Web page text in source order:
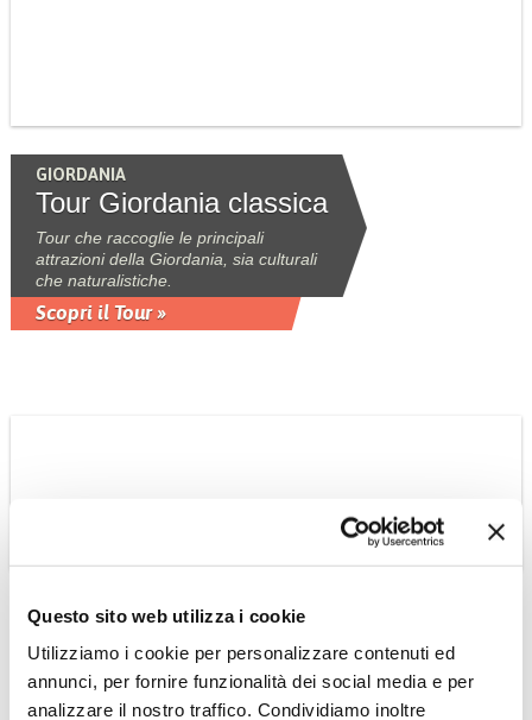
Questo sito web utilizza i cookie
Utilizziamo i cookie per personalizzare contenuti ed
annunci, per fornire funzionalità dei social media e per
analizzare il nostro traffico. Condividiamo inoltre
GIORDANIA
Tour Giordania classica
Tour che raccoglie le principali
attrazioni della Giordania, sia culturali
che naturalistiche.
Scopri il Tour »
OMAN
Suggestioni Omanite
tour privato
Tour 6 giorni - 5 notti privato con guida